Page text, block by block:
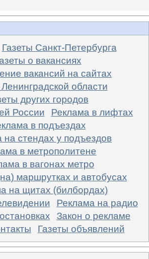
Газеты Санкт-Петербурга
о вакансиях
вакансий на сайтах
области
других городов
России
Реклама в лифтах
в подъездах
на стендах у подъездов
в метрополитене
в вагонах метро
маршрутках и автобусах
на щитах (билбордах)
Реклама на радио
Закон о рекламе
Газеты объявлений